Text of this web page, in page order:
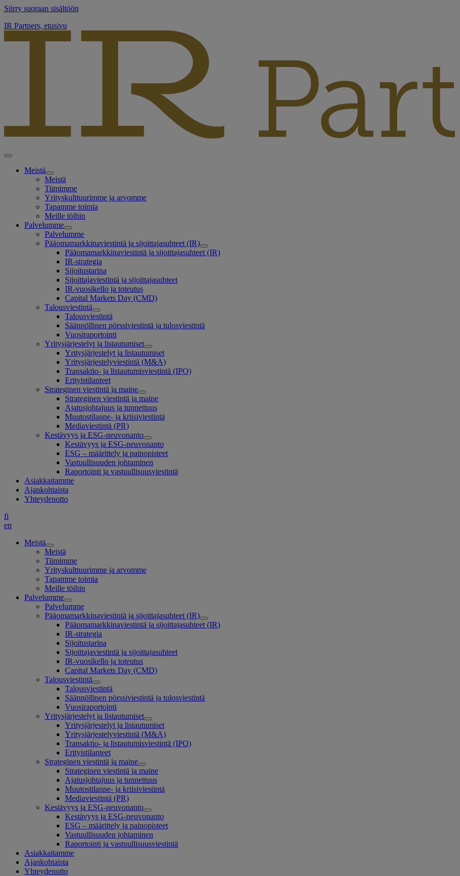
Siirry suoraan sisältöön
IR Partners, etusivu
Meistä
Meistä
Tiimimme
Yrityskulttuurimme ja arvomme
Tapamme toimia
Meille töihin
Palvelumme
Palvelumme
Pääomamarkkinaviestintä ja sijoittajasuhteet (IR)
Pääomamarkkinaviestintä ja sijoittajasuhteet (IR)
IR-strategia
Sijoitustarina
Sijoittajaviestintä ja sijoittajasuhteet
IR-vuosikello ja toteutus
Capital Markets Day (CMD)
Talousviestintä
Talousviestintä
Säännöllinen pörssiviestintä ja tulosviestintä
Vuosiraportointi
Yritysjärjestelyt ja listautumiset
Yritysjärjestelyt ja listautumiset
Yritysjärjestelyviestintä (M&A)
Transaktio- ja listautumisviestintä (IPO)
Erityistilanteet
Strateginen viestintä ja maine
Strateginen viestintä ja maine
Ajatusjohtajuus ja tunnettuus
Muutostilanne- ja kriisiviestintä
Mediaviestintä (PR)
Kestävyys ja ESG-neuvonanto
Kestävyys ja ESG-neuvonanto
ESG – määrittely ja painopisteet
Vastuullisuuden johtaminen
Raportointi ja vastuullisuusviestintä
Asiakkaitamme
Ajankohtaista
Yhteydenotto
fi
en
Meistä
Meistä
Tiimimme
Yrityskulttuurimme ja arvomme
Tapamme toimia
Meille töihin
Palvelumme
Palvelumme
Pääomamarkkinaviestintä ja sijoittajasuhteet (IR)
Pääomamarkkinaviestintä ja sijoittajasuhteet (IR)
IR-strategia
Sijoitustarina
Sijoittajaviestintä ja sijoittajasuhteet
IR-vuosikello ja toteutus
Capital Markets Day (CMD)
Talousviestintä
Talousviestintä
Säännöllinen pörssiviestintä ja tulosviestintä
Vuosiraportointi
Yritysjärjestelyt ja listautumiset
Yritysjärjestelyt ja listautumiset
Yritysjärjestelyviestintä (M&A)
Transaktio- ja listautumisviestintä (IPO)
Erityistilanteet
Strateginen viestintä ja maine
Strateginen viestintä ja maine
Ajatusjohtajuus ja tunnettuus
Muutostilanne- ja kriisiviestintä
Mediaviestintä (PR)
Kestävyys ja ESG-neuvonanto
Kestävyys ja ESG-neuvonanto
ESG – määrittely ja painopisteet
Vastuullisuuden johtaminen
Raportointi ja vastuullisuusviestintä
Asiakkaitamme
Ajankohtaista
Yhteydenotto